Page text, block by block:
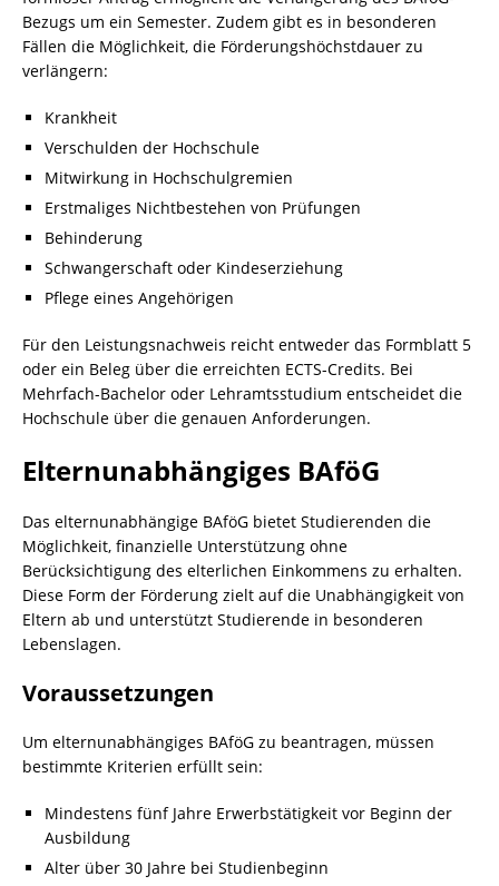
Bezugs um ein Semester. Zudem gibt es in besonderen
Fällen die Möglichkeit, die Förderungshöchstdauer zu
verlängern:
Krankheit
Verschulden der Hochschule
Mitwirkung in Hochschulgremien
Erstmaliges Nichtbestehen von Prüfungen
Behinderung
Schwangerschaft oder Kindeserziehung
Pflege eines Angehörigen
Für den Leistungsnachweis reicht entweder das Formblatt 5
oder ein Beleg über die erreichten ECTS-Credits. Bei
Mehrfach-Bachelor oder Lehramtsstudium entscheidet die
Hochschule über die genauen Anforderungen.
Elternunabhängiges BAföG
Das elternunabhängige BAföG bietet Studierenden die
Möglichkeit, finanzielle Unterstützung ohne
Berücksichtigung des elterlichen Einkommens zu erhalten.
Diese Form der Förderung zielt auf die Unabhängigkeit von
Eltern ab und unterstützt Studierende in besonderen
Lebenslagen.
Voraussetzungen
Um elternunabhängiges BAföG zu beantragen, müssen
bestimmte Kriterien erfüllt sein:
Mindestens fünf Jahre Erwerbstätigkeit vor Beginn der
Ausbildung
Alter über 30 Jahre bei Studienbeginn